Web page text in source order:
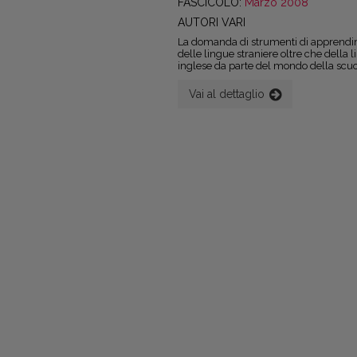
AUTORI VARI
La domanda di strumenti di
delle lingue straniere oltre che della
inglese da parte del mondo della
Vai al dettaglio